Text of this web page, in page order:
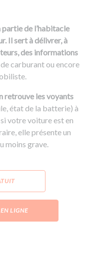
partie de l’habitacle
Il sert à délivrer, à
des informations
carburant ou encore
retrouve les voyants
état de la batterie) à
votre voiture est en
elle présente un
moins grave.
LIGNE